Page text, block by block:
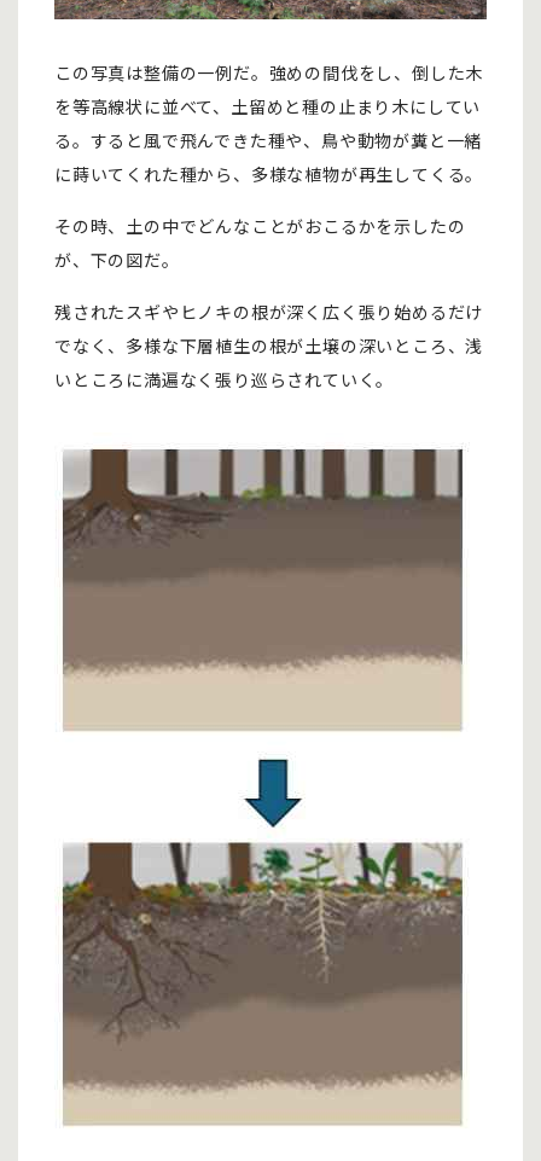
この写真は整備の一例だ。強めの間伐をし、倒した木
を等高線状に並べて、土留めと種の止まり木にしてい
る。すると風で飛んできた種や、鳥や動物が糞と一緒
に蒔いてくれた種から、多様な植物が再生してくる。
その時、土の中でどんなことがおこるかを示したの
が、下の図だ。
残されたスギやヒノキの根が深く広く張り始めるだけ
でなく、多様な下層植生の根が土壌の深いところ、浅
いところに満遍なく張り巡らされていく。